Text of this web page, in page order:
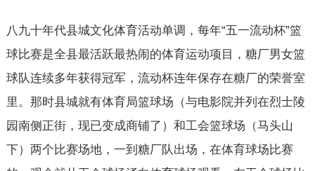
八九十年代县城文化体育活动单调，每年“五一流动杯”篮
球比赛是全县最活跃最热闹的体育运动项目，糖厂男女篮
球队连续多年获得冠军，流动杯连年保存在糖厂的荣誉室
里。那时县城就有体育局篮球场（与电影院并列在烈士陵
园南侧正街，现已变成商铺了）和工会篮球场（马头山
下）两个比赛场地，一到糖厂队出场，在体育球场比赛